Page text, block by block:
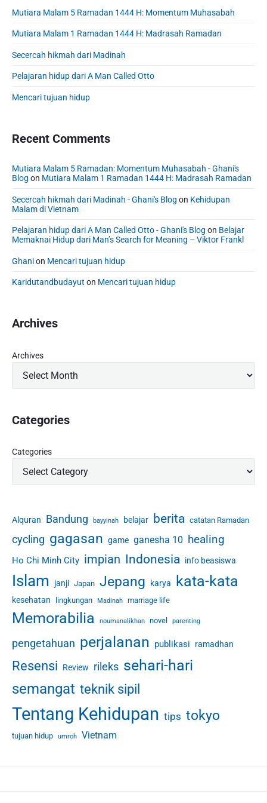
n
t
i
d
b
r
Mutiara Malam 5 Ramadan 1444 H: Momentum Muhasabah
Mutiara Malam 1 Ramadan 1444 H: Madrasah Ramadan
Secercah hikmah dari Madinah
Pelajaran hidup dari A Man Called Otto
Mencari tujuan hidup
Recent Comments
Mutiara Malam 5 Ramadan: Momentum Muhasabah - Ghani's
Blog on Mutiara Malam 1 Ramadan 1444 H: Madrasah Ramadan
Secercah hikmah dari Madinah - Ghani's Blog on Kehidupan
Malam di Vietnam
Pelajaran hidup dari A Man Called Otto - Ghani's Blog on Belajar
Memaknai Hidup dari Man’s Search for Meaning – Viktor Frankl
Ghanion Mencari tujuan hidup
Karidutandbudayut on Mencari tujuan hidup
Archives
Archives
Categories
Categories
Alquran Bandung bayyinah belajar berita catatan Ramadan
cycling gagasan game ganesha 10 healing
Ho Chi Minh City impian Indonesia info beasiswa
Islam janji Japan Jepang karya kata-kata
kesehatan lingkungan Madinah marriage life
Memorabilia noumanalikhan novel parenting
pengetahuan perjalanan publikasi ramadhan
Resensi Review rileks sehari-hari
semangat teknik sipil
Tentang Kehidupan tips tokyo
tujuan hidup umroh Vietnam